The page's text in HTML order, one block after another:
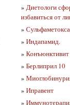
» Диетологи
избавиться от
»
» Индапамид.
» Конъюнктивит
» Берлиприл 10
»
» Иправент
»